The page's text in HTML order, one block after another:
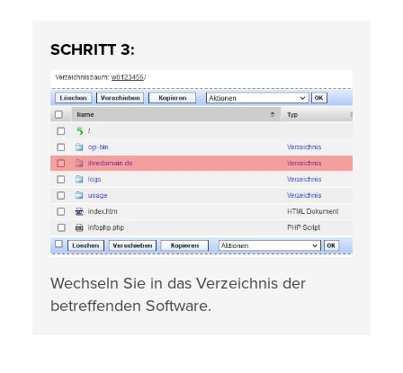
SCHRITT 3:
Wechseln Sie in das Verzeichnis der
betreffenden Software.